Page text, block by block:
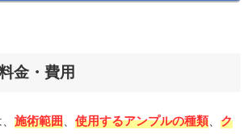
金・費用
施術範囲、 使用するアンプルの種類、 ク